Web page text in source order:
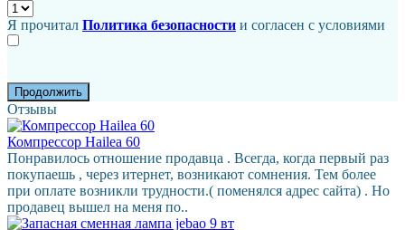
Я прочитал Политика безопасности и согласен с условиями
Продолжить
Отзывы
Компрессор Hailea 60
Понравилось отношение продавца . Всегда, когда первый раз
покупаешь , через итернет, возникают сомнения. Тем более
при оплате возникли трудности.( поменялся адрес сайта) . Но
продавец вышел на меня по..